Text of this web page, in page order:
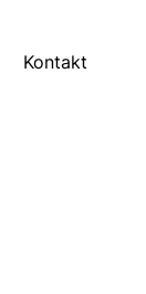
Kontakt